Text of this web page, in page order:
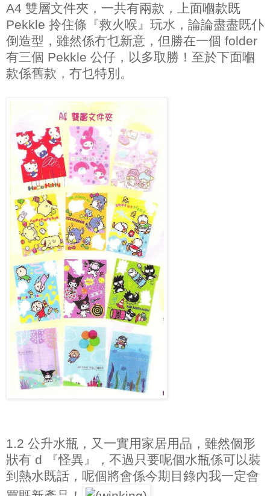
A4 雙層文件夾，一共有兩款，上面嗰款既
Pekkle 拎住條『救火喉』玩水，論論盡盡既仆
倒造型，雖然係冇乜新意，但勝在一個 folder
有三個 Pekkle 公仔，以多取勝！至於下面嗰
款係舊款，冇乜特別。
1.2 公升水瓶，又一實用家居用品，雖然個形
狀有 d 『怪異』，不過只要呢個水瓶係可以裝
到熱水既話，呢個將會係今期目錄內我一定會